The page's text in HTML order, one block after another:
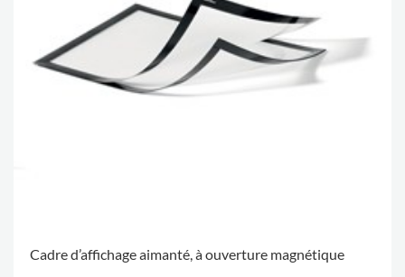
Cadre d’affichage aimanté, à ouverture magnétique